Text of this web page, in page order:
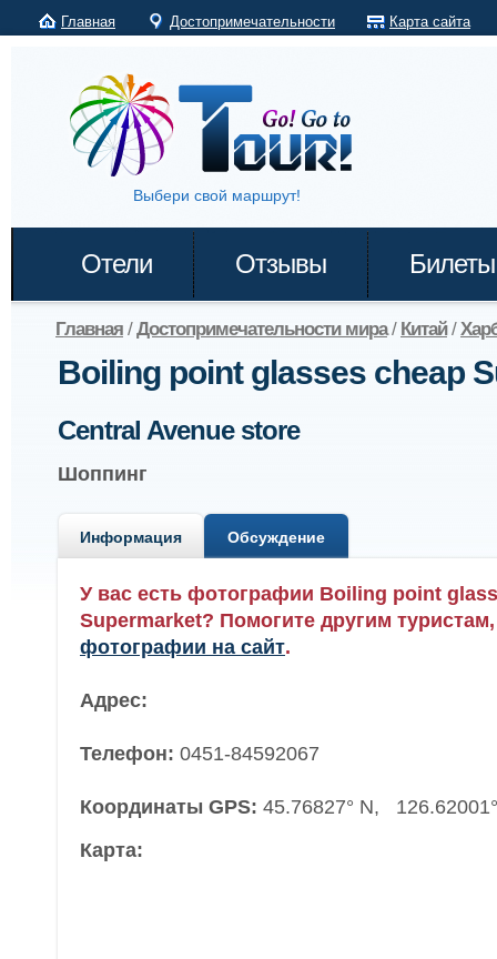
Главная Достопримечательности Карта сайта
Выбери свой маршрут!
Отели Отзывы Билеты
Главная /Достопримечательности мира/ Китай/
Boiling point glasses cheap
Central Avenue store
Шоппинг
Информация Обсуждение
У вас есть фотографии Boiling point
Supermarket? Помогите другим
фотографии на сайт.
Адрес:
Телефон: 0451-84592067
Координаты GPS: 45.76827° N,
Карта: